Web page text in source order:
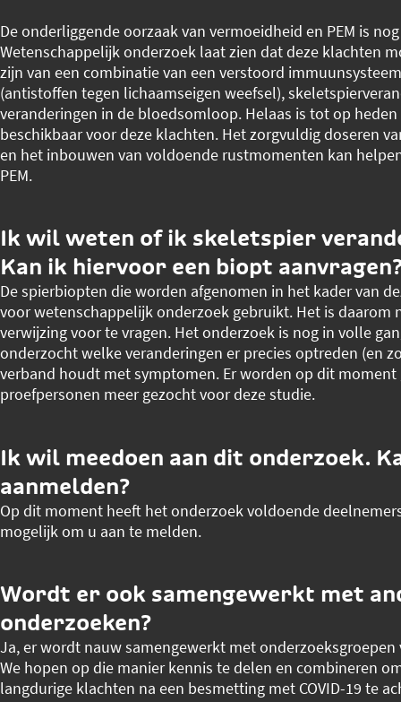
De onderliggende oorzaak van vermoeidheid en PEM is
Wetenschappelijk onderzoek laat zien dat deze klachten
zijn van een combinatie van een verstoord
(antistoffen tegen lichaamseigen weefsel),
veranderingen in de bloedsomloop. Helaas is tot op
beschikbaar voor deze klachten. Het zorgvuldig doseren
en het inbouwen van voldoende rustmomenten kan
PEM.
Ik wil weten of ik skeletspier
Kan ik hiervoor een biopt
De spierbiopten die worden afgenomen in het kader van
voor wetenschappelijk onderzoek gebruikt. Het is daarom
verwijzing voor te vragen. Het onderzoek is nog in volle
onderzocht welke veranderingen er precies optreden (en
verband houdt met symptomen. Er worden op dit moment
proefpersonen meer gezocht voor deze studie.
Ik wil meedoen aan dit onderzoek.
aanmelden?
Op dit moment heeft het onderzoek voldoende
mogelijk om u aan te melden.
Wordt er ook samengewerkt met
onderzoeken?
Ja, er wordt nauw samengewerkt met onderzoeksgroepen
We hopen op die manier kennis te delen en combineren
langdurige klachten na een besmetting met COVID-19 te